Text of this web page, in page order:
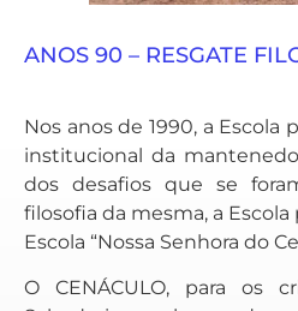
ANOS 90 – RESGATE
Nos anos de 1990, a Escola
institucional da
dos desafios que se
filosofia da mesma, a
Escola “Nossa Senhora do
O CENÁCULO, para os